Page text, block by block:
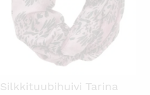
Silkkituubihuivi Tarina